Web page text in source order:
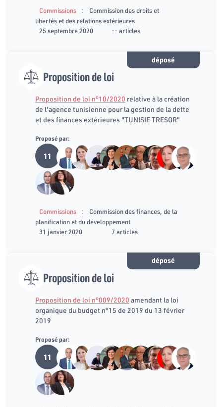
Commissions :
Commission des droits et
libertés et des relations extérieures
25 septembre 2020
-- articles
déposé
Proposition de loi
Proposition de loi n°10/2020 relative à la création
de l'agence tunisienne pour la gestion de la dette
et des finances extérieures "TUNISIE TRESOR"
Proposé par:
11
Commissions :
Commission des finances, de la
planification et du développement
31 janvier 2020
7 articles
déposé
Proposition de loi
Proposition de loi n°009/2020 amendant la loi
organique du budget n°15 de 2019 du 13 février
2019
Proposé par:
11